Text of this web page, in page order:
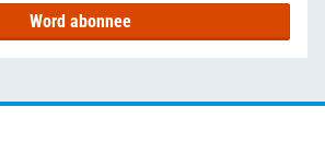
Word abonnee